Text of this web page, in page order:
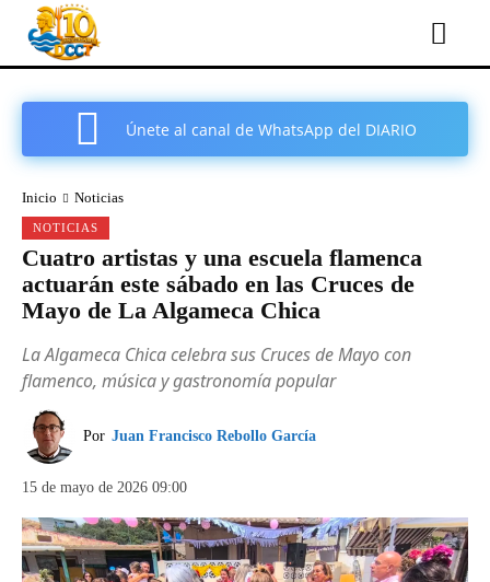
Únete al canal de WhatsApp del DIARIO
Inicio Noticias
NOTICIAS
Cuatro artistas y una escuela flamenca
actuarán este sábado en las Cruces de
Mayo de La Algameca Chica
La Algameca Chica celebra sus Cruces de Mayo con
flamenco, música y gastronomía popular
Por Juan Francisco Rebollo García
15 de mayo de 2026 09:00